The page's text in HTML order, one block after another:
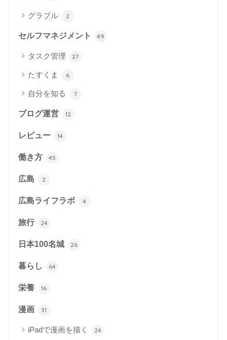
グラブル 2
セルフマネジメント 49
タスク管理 27
たすくま 6
自分を知る 7
ブログ運営 12
レビュー 14
働き方 45
広島 2
広島ライフラボ 4
旅行 24
日本100名城 26
暮らし 64
栄養 16
漫画 31
iPadで漫画を描く 24